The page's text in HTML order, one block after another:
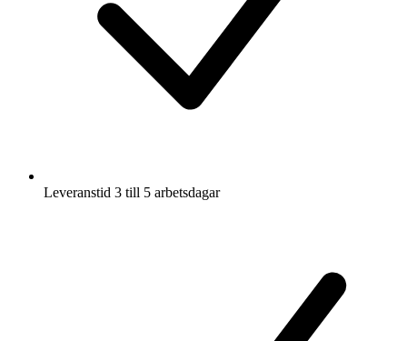
Leveranstid 3 till 5 arbetsdagar